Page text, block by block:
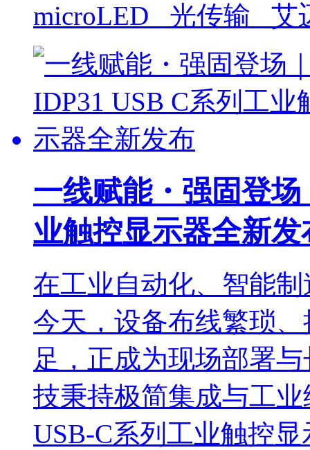
microLED 光传输 艾
一线赋能・强固登
业触控显示器全新发
在工业自动化、智能
今天，设备布线繁琐
足，正成为现场部署
技秉持极简集成与工
USB-C系列工业触控